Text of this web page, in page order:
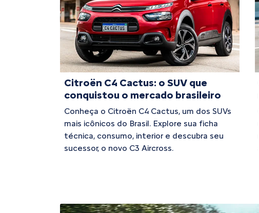
Citroën C4 Cactus: o SUV que
conquistou o mercado brasileiro
Conheça o Citroën C4 Cactus, um dos SUVs
mais icônicos do Brasil. Explore sua ficha
técnica, consumo, interior e descubra seu
sucessor, o novo C3 Aircross.